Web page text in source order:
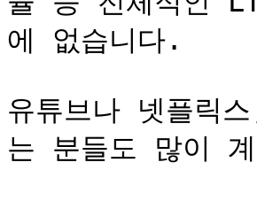
에 없습니다.
유튜브나 넷플릭
는 분들도 많이